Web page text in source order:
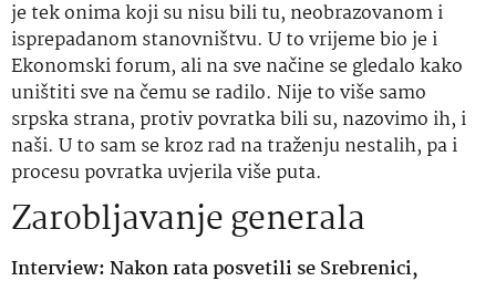
je tek onima koji su nisu bili tu, neobrazovanom i
isprepadanom stanovništvu. U to vrijeme bio je i
Ekonomski forum, ali na sve načine se gledalo kako
uništiti sve na čemu se radilo. Nije to više samo
srpska strana, protiv povratka bili su, nazovimo ih, i
naši. U to sam se kroz rad na traženju nestalih, pa i
procesu povratka uvjerila više puta.
Zarobljavanje generala
Interview:Nakon rata posvetili se Srebrenici,